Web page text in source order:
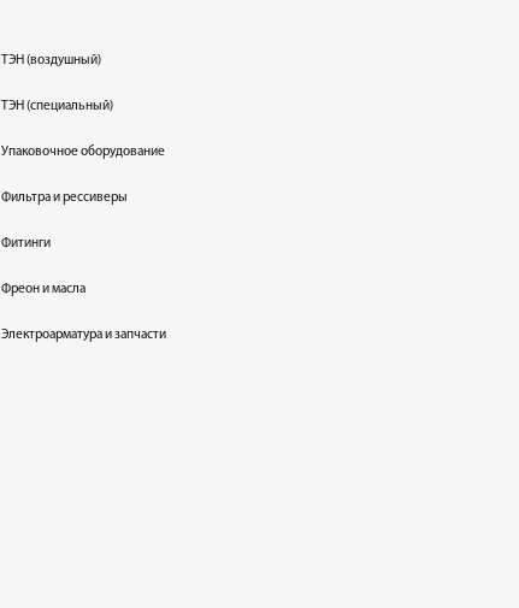
ТЭН (воздушный)
ТЭН (специальный)
Упаковочное оборудование
Фильтра и рессиверы
Фитинги
Фреон и масла
Электроарматура и запчасти